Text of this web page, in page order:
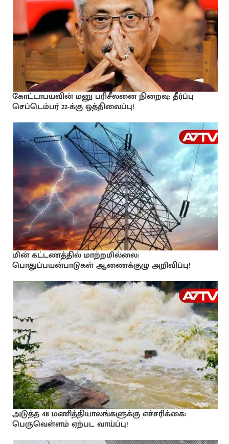
கோட்டாபயவின் மனு பரிசீலனை நிறைவு: தீர்ப்பு
செப்டெம்பர் 22-க்கு ஒத்திவைப்பு!
மின் கட்டணத்தில் மாற்றமில்லை:
பொதுப்பயன்பாடுகள் ஆணைக்குழு அறிவிப்பு!
அடுத்த 48 மணித்தியாலங்களுக்கு எச்சரிக்கை:
பெருவெள்ளம் ஏற்பட வாய்ப்பு!